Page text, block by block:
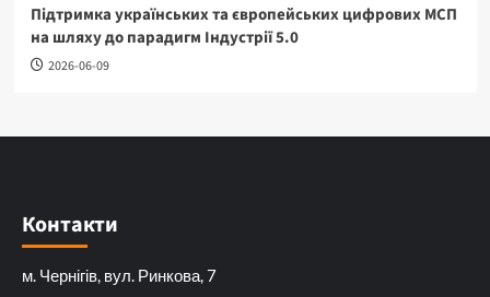
Підтримка українських та європейських цифрових МСП
на шляху до парадигм Індустрії 5.0
2026-06-09
Контакти
м. Чернігів, вул. Ринкова, 7